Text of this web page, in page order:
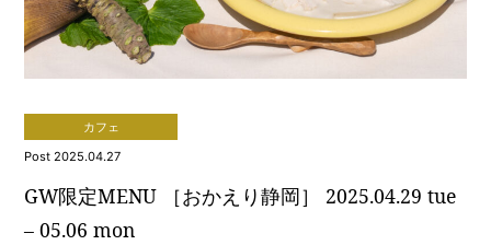
カフェ
Post 2025.04.27
GW限定MENU ［おかえり静岡］ 2025.04.29 tue
– 05.06 mon